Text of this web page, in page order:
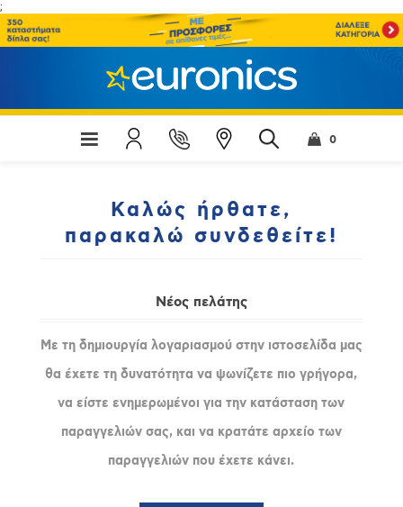
;
0
Καλώς ήρθατε,
παρακαλώ συνδεθείτε!
Νέος πελάτης
Με τη δημιουργία λογαριασμού στην ιστοσελίδα μας
θα έχετε τη δυνατότητα να ψωνίζετε πιο γρήγορα,
να είστε ενημερωμένοι για την κατάσταση των
παραγγελιών σας, και να κρατάτε αρχείο των
παραγγελιών που έχετε κάνει.